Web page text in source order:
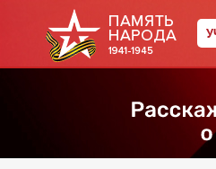
←
Оськин
Год рождения:__.__.1916
Действия